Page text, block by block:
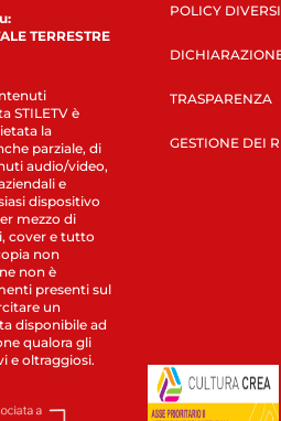
TERRESTRE
STILETV è
la
parziale, di
audio/video,
e
dispositivo
mezzo di
cover e tutto
non
non è
presenti sul
un
disponibile ad
qualora gli
e oltraggiosi.
POLICY
TRASPARENZA
GESTIONE DEI